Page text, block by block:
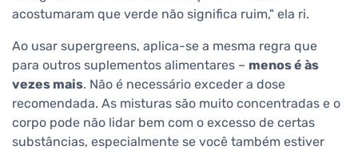
acostumaram que verde não significa ruim," ela ri.
Ao usar supergreens, aplica-se a mesma regra que
para outros suplementos alimentares – menos é às
vezes mais. Não é necessário exceder a dose
recomendada. As misturas são muito concentradas e o
corpo pode não lidar bem com o excesso de certas
substâncias, especialmente se você também estiver